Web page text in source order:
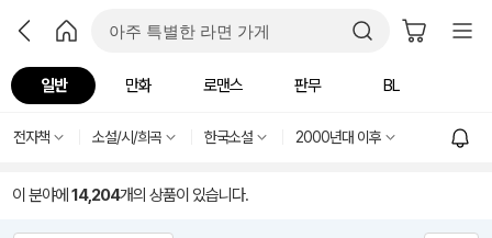
일반 만화 로맨스 판무 BL
전자책 소설/시/희곡 한국소설 2000년대 이후
이 분야에 14,204개의 상품이 있습니다.